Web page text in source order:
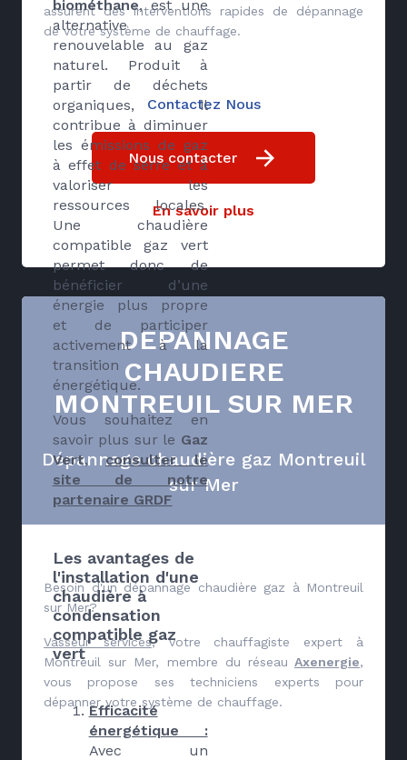
biométhane, est une
alternative
renouvelable au gaz
naturel. Produit à
partir de déchets
organiques, il
contribue à diminuer
les émissions de gaz
à effet de serre et à
valoriser les
ressources locales.
Une chaudière
compatible gaz vert
permet donc de
bénéficier d’une
énergie plus propre
et de participer
activement à la
transition
énergétique.
Vous souhaitez en
savoir plus sur le Gaz
Vert,consulter le
site de notre
partenaire GRDF
Les avantages de
l'installation d'une
chaudière à
condensation
compatible gaz
vert
Efficacité
énergétique :
Avec un
assurent des interventions rapides de dépannage
de votre système de chauffage.
Contactez Nous
Nous contacter
En savoir plus
DEPANNAGE
CHAUDIERE
MONTREUIL SUR MER
Dépannage chaudière gaz Montreuil
sur Mer
Besoin d'un dépannage chaudière gaz à Montreuil
sur Mer?
Vasseur services, votre chauffagiste expert à
Montreuil sur Mer, membre du réseau Axenergie,
vous propose ses techniciens experts pour
dépanner votre système de chauffage.